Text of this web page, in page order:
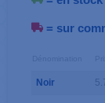
= sur
Noir